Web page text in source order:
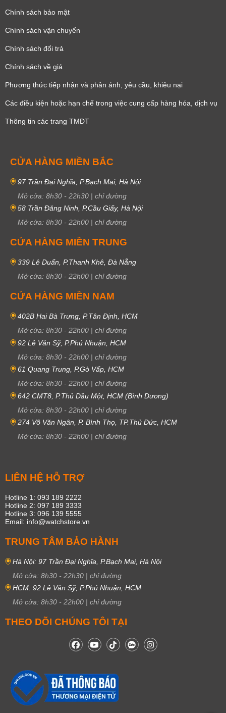
Chính sách bảo mật
Chính sách vận chuyển
Chính sách đổi trả
Chính sách về giá
Phương thức tiếp nhận và phản ánh, yêu cầu, khiêu nại
Các điều kiện hoặc hạn chế trong việc cung cấp hàng hóa, dịch vụ
Thông tin các trang TMĐT
CỬA HÀNG MIỀN BẮC
97 Trần Đại Nghĩa, P.Bạch Mai, Hà Nội
Mở cửa: 8h30 - 22h30 | chỉ đường
58 Trần Đăng Ninh, P.Cầu Giấy, Hà Nội
Mở cửa: 8h30 - 22h00 | chỉ đường
CỬA HÀNG MIỀN TRUNG
339 Lê Duẩn, P.Thanh Khê, Đà Nẵng
Mở cửa: 8h30 - 22h00 | chỉ đường
CỬA HÀNG MIỀN NAM
402B Hai Bà Trưng, P.Tân Định, HCM
Mở cửa: 8h30 - 22h00 | chỉ đường
92 Lê Văn Sỹ, P.Phú Nhuận, HCM
Mở cửa: 8h30 - 22h00 | chỉ đường
61 Quang Trung, P.Gò Vấp, HCM
Mở cửa: 8h30 - 22h00 | chỉ đường
642 CMT8, P.Thủ Dầu Một, HCM (Bình Dương)
Mở cửa: 8h30 - 22h00 | chỉ đường
274 Võ Văn Ngân, P. Bình Thọ, TP.Thủ Đức, HCM
Mở cửa: 8h30 - 22h00 | chỉ đường
LIÊN HỆ HỖ TRỢ
Hotline 1: 093 189 2222
Hotline 2: 097 189 3333
Hotline 3: 096 139 5555
Email: info@watchstore.vn
TRUNG TÂM BẢO HÀNH
Hà Nội: 97 Trần Đại Nghĩa, P.Bạch Mai, Hà Nội
Mở cửa: 8h30 - 22h30 | chỉ đường
HCM: 92 Lê Văn Sỹ, P.Phú Nhuận, HCM
Mở cửa: 8h30 - 22h00 | chỉ đường
THEO DÕI CHÚNG TÔI TẠI